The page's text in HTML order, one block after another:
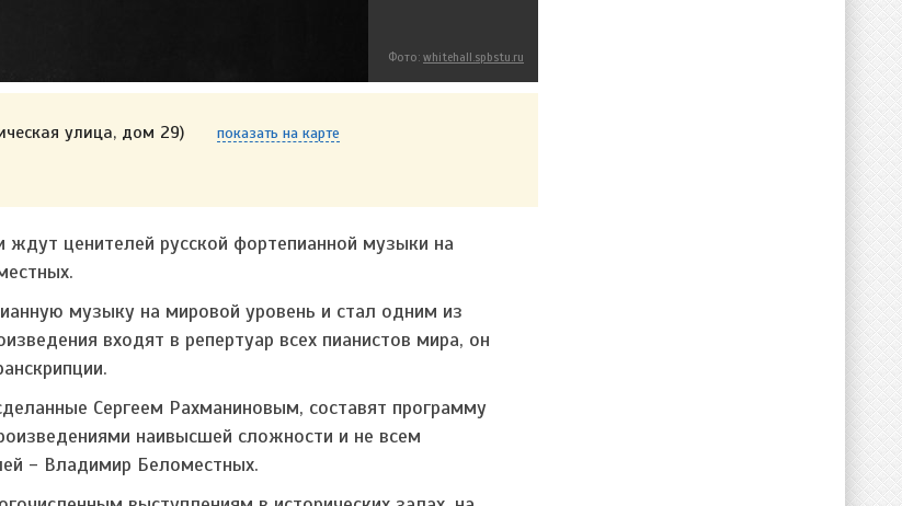
Фото: whitehall.spbstu.ru
улица, дом 29) показать на карте
ценителей русской фортепианной музыки на
музыку на мировой уровень и стал одним из
входят в репертуар всех пианистов мира, он
Сергеем Рахманиновым, составят программу
наивысшей сложности и не всем
- Владимир Беломестных.